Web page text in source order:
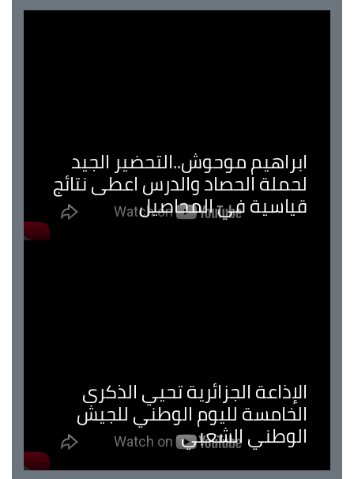
ابراهيم موحوش..التحضير الجيد
لحملة الحصاد والدرس اعطى نتائج
قياسية في المحاصيل
الإذاعة الجزائرية تحيي الذكرى
الخامسة لليوم الوطني للجيش
الوطني الشعبي